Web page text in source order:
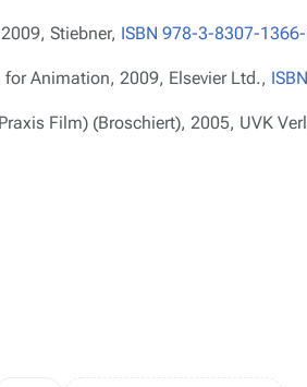
Stiebner, ISBN 978-3-8307-1366-
Animation, 2009, Elsevier Ltd.,
Film) (Broschiert), 2005, UVK